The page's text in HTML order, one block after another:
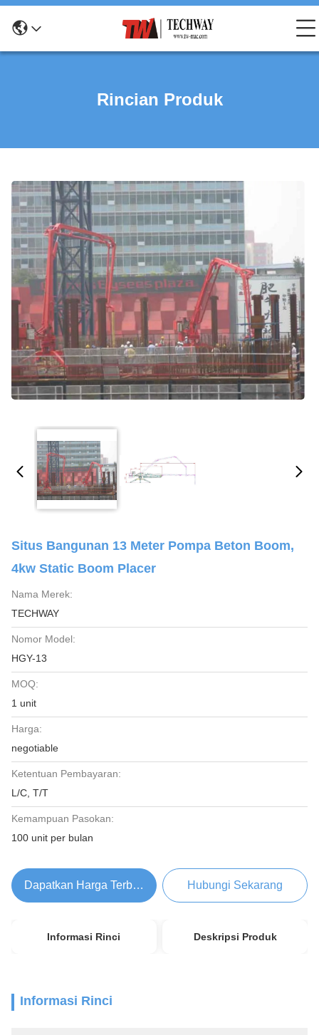
Rincian Produk
Situs Bangunan 13 Meter Pompa Beton Boom,
4kw Static Boom Placer
Nama Merek:
TECHWAY
Nomor Model:
HGY-13
MOQ:
1 unit
Harga:
negotiable
Ketentuan Pembayaran:
L/C, T/T
Kemampuan Pasokan:
100 unit per bulan
Dapatkan Harga Terbaik Hubungi Sekarang
Informasi Rinci Deskripsi Produk
Informasi Rinci